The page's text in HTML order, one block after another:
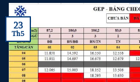
23
Th5